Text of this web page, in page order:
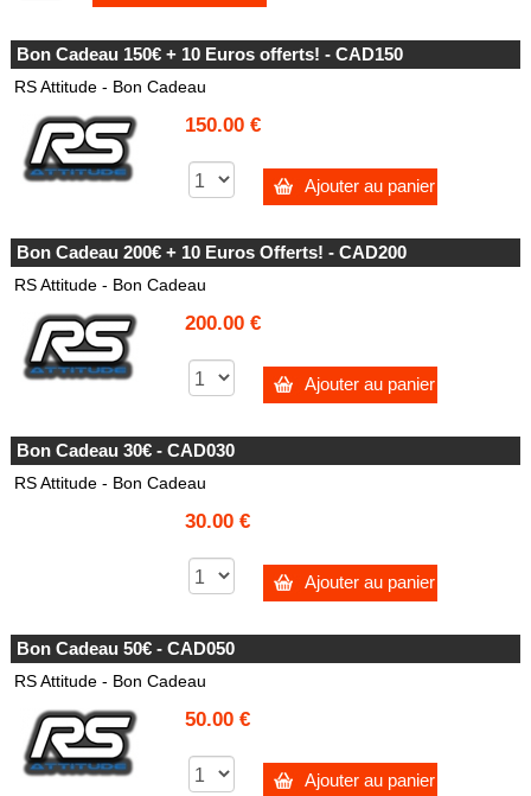
Bon Cadeau 150€ + 10 Euros offerts! - CAD150
RS Attitude - Bon Cadeau
150.00 €
Ajouter au panier
Bon Cadeau 200€ + 10 Euros Offerts! - CAD200
RS Attitude - Bon Cadeau
200.00 €
Ajouter au panier
Bon Cadeau 30€ - CAD030
RS Attitude - Bon Cadeau
30.00 €
Ajouter au panier
Bon Cadeau 50€ - CAD050
RS Attitude - Bon Cadeau
50.00 €
Ajouter au panier